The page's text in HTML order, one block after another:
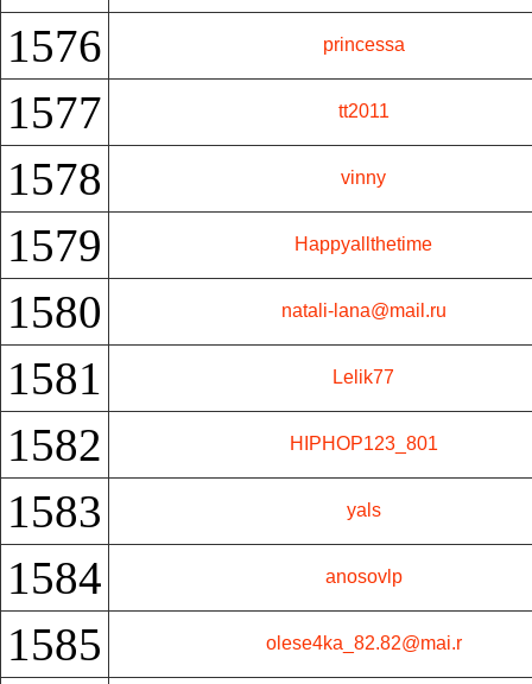
1576 princessa
1577 tt2011
1578 vinny
1579 Happyallthetime
1580 natali-lana@mail.ru
1581 Lelik77
1582 HIPHOP123_801
1583 yals
1584 anosovlp
1585 olese4ka_82.82@mai.r